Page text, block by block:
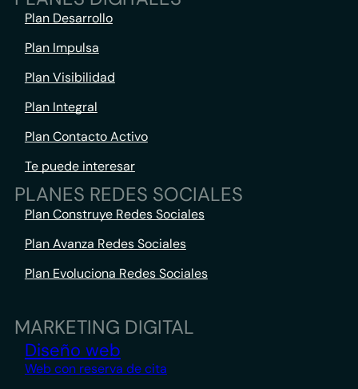
Plan Desarrollo
Plan Impulsa
Plan Visibilidad
Plan Integral
Plan Contacto Activo
Te puede interesar
PLANES REDES SOCIALES
Plan Construye Redes Sociales
Plan Avanza Redes Sociales
Plan Evoluciona Redes Sociales
MARKETING DIGITAL
Diseño web
Web con reserva de cita